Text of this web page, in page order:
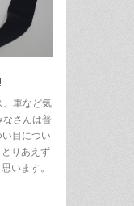
、車など気
さんは普
目につい
りあえず
います。